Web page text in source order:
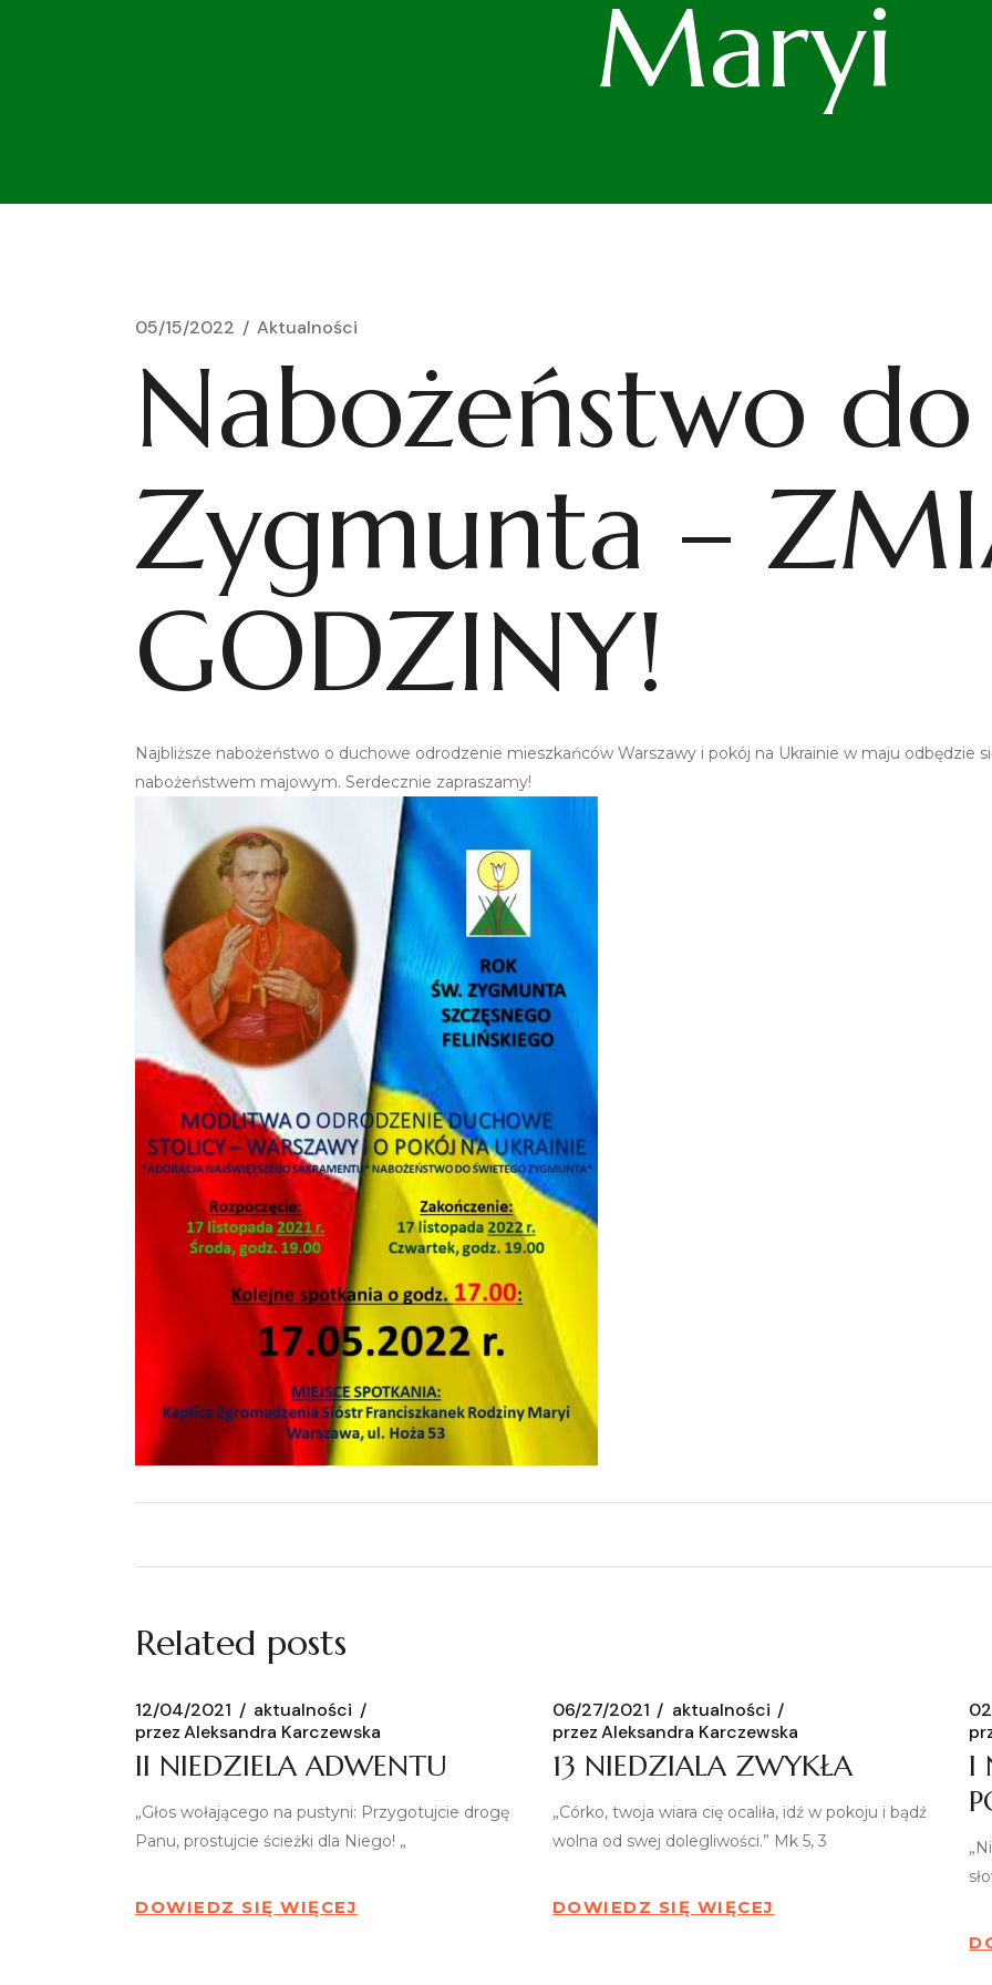
Maryi
05/15/2022 Aktualności
Nabożeństwo do
Zygmunta –
GODZINY!
Najbliższe nabożeństwo o duchowe odrodzenie mieszkańców Warszawy i pokój na Ukrainie w maju odbędzie
nabożeństwem majowym. Serdecznie zapraszamy!
Related posts
12/04/2021
aktualności
przezAleksandra Karczewska
II NIEDZIELA ADWENTU
„Głos wołającego na pustyni: Przygotujcie drogę
Panu, prostujcie ścieżki dla Niego! „
DOWIEDZ SIĘ WIĘCEJ
06/27/2021
aktualności
przezAleksandra Karczewska
13 NIEDZIALA ZWYKŁA
„Córko, twoja wiara cię ocaliła, idź w pokoju i bądź
wolna od swej dolegliwości.” Mk 5, 3
DOWIEDZ SIĘ WIĘCEJ
I